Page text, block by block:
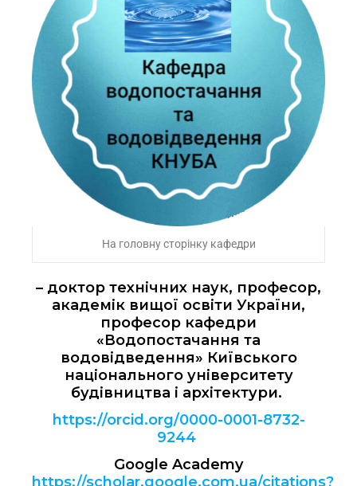
На головну сторінку кафедри
– доктор технічних наук, професор,
академік вищої освіти України,
професор кафедри
«Водопостачання та
водовідведення» Київського
національного університету
будівництва і архітектури.
https://orcid.org/0000-0001-8732-
9244
Google Academy
https://scholar.google.com.ua/citations?